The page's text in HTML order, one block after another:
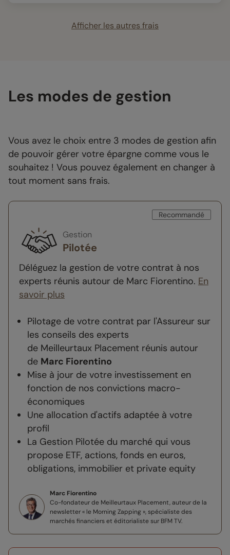
Afficher les autres frais
Les modes de gestion
Vous avez le choix entre 3 modes de gestion afin
de pouvoir gérer votre épargne comme vous le
souhaitez ! Vous pouvez également en changer à
tout moment sans frais.
Recommandé
Gestion
Pilotée
Déléguez la gestion de votre contrat à nos
experts réunis autour de Marc Fiorentino. En
savoir plus
Pilotage de votre contrat par l'Assureur sur
les conseils des experts
de Meilleurtaux Placement réunis autour
de Marc Fiorentino
Mise à jour de votre investissement en
fonction de nos convictions macro-
économiques
Une allocation d'actifs adaptée à votre
profil
La Gestion Pilotée du marché qui vous
propose ETF, actions, fonds en euros,
obligations, immobilier et private equity
Marc Fiorentino
Co-fondateur de Meilleurtaux Placement, auteur de la
newsletter « le Morning Zapping », spécialiste des
marchés financiers et éditorialiste sur BFM TV.